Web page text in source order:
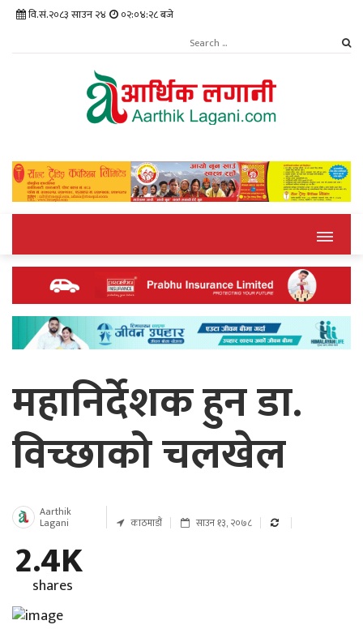
वि.सं.२०८३ साउन २४ ०२:०४:२९ बजे
महानिर्देशक हुन डा.
विच्छाको चलखेल
Aarthik
Lagani काठमाडौं साउन १३, २०७८
2.4K
shares